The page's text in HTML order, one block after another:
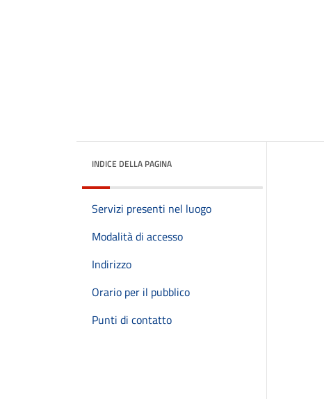
INDICE DELLA PAGINA
Servizi presenti nel luogo
Modalità di accesso
Indirizzo
Orario per il pubblico
Punti di contatto